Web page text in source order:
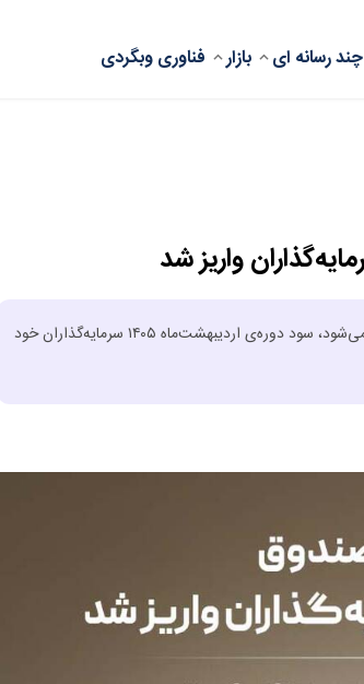
چند رسانه ای بازار فناوریوبگردی
صندوق سرمایه‌گذاری با درآمد ثابت «گنجینه زرین شهر» که توسط شرکت تامین سرمایه تمدن مدیریت می‌شود، سود دوره‌ی اردیبهشت‌ماه ۱۴۰۵ سرمایه‌گذاران خود